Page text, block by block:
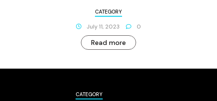
CATEGORY
July 11, 2023 0
Read more
CATEGORY